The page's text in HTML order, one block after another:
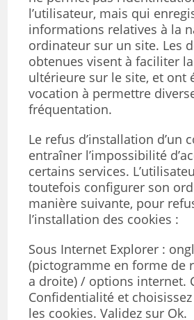
l’utilisateur, mais qui
informations relatives à la
ordinateur sur un site. Les
obtenues visent à faciliter
ultérieure sur le site, et ont
vocation à permettre
fréquentation.
Le refus d’installation d’un
entraîner l’impossibilité
certains services.
toutefois configurer son
manière suivante, pour
l’installation des cookies :
Sous Internet Explorer :
(pictogramme en forme de
a droite) / options internet.
Confidentialité et
les cookies. Validez sur Ok.